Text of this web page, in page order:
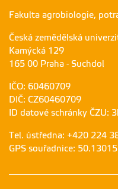
Fakulta agrobiologie,
Česká zemědělská
Kamýcká 129
165 00 Praha - Suchdol
IČO: 60460709
DIČ: CZ60460709
ID datové schránky ČZU:
Tel. ústředna: +420 224
GPS souřadnice: